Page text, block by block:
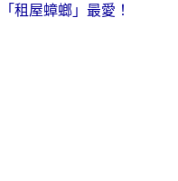
租屋蟑螂」最愛！